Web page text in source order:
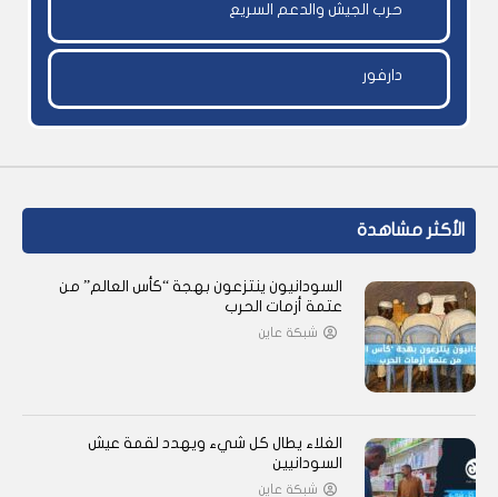
حرب الجيش والدعم السريع
دارفور
الأكثر مشاهدة
السودانيون ينتزعون بهجة “كأس العالم” من
عتمة أزمات الحرب
شبكة عاين
الغلاء يطال كل شيء ويهدد لقمة عيش
السودانيين
شبكة عاين